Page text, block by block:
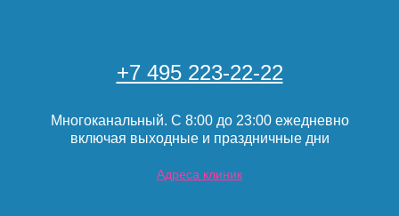
+7 495 223-22-22
Многоканальный. С 8:00 до 23:00 ежедневно
включая выходные и праздничные дни
Адреса клиник